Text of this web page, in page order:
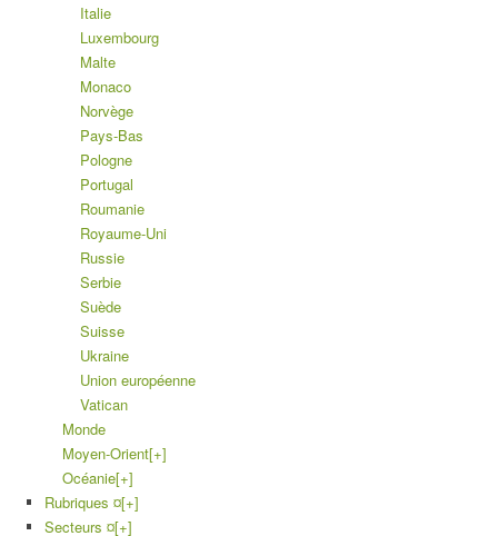
Italie
Luxembourg
Malte
Monaco
Norvège
Pays-Bas
Pologne
Portugal
Roumanie
Royaume-Uni
Russie
Serbie
Suède
Suisse
Ukraine
Union européenne
Vatican
Monde
Moyen-Orient[+]
Océanie[+]
Rubriques ¤[+]
Secteurs ¤[+]